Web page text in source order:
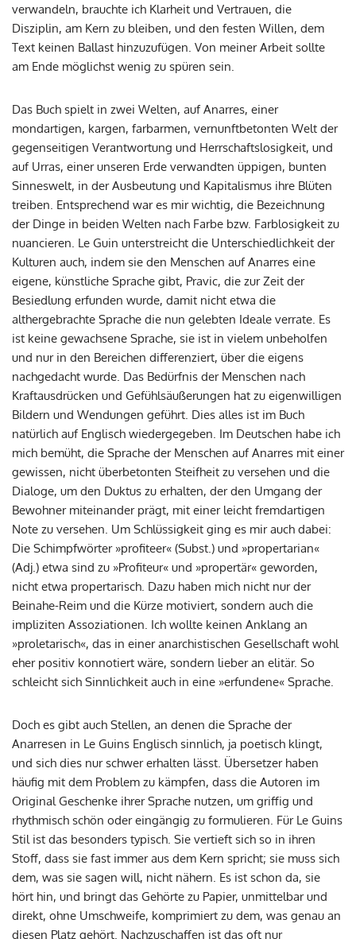
verwandeln, brauchte ich Klarheit und Vertrauen, die
Disziplin, am Kern zu bleiben, und den festen Willen, dem
Text keinen Ballast hinzuzufügen. Von meiner Arbeit sollte
am Ende möglichst wenig zu spüren sein.
Das Buch spielt in zwei Welten, auf Anarres, einer
mondartigen, kargen, farbarmen, vernunftbetonten Welt der
gegenseitigen Verantwortung und Herrschaftslosigkeit, und
auf Urras, einer unseren Erde verwandten üppigen, bunten
Sinneswelt, in der Ausbeutung und Kapitalismus ihre Blüten
treiben. Entsprechend war es mir wichtig, die Bezeichnung
der Dinge in beiden Welten nach Farbe bzw. Farblosigkeit zu
nuancieren. Le Guin unterstreicht die Unterschiedlichkeit der
Kulturen auch, indem sie den Menschen auf Anarres eine
eigene, künstliche Sprache gibt, Pravic, die zur Zeit der
Besiedlung erfunden wurde, damit nicht etwa die
althergebrachte Sprache die nun gelebten Ideale verrate. Es
ist keine gewachsene Sprache, sie ist in vielem unbeholfen
und nur in den Bereichen differenziert, über die eigens
nachgedacht wurde. Das Bedürfnis der Menschen nach
Kraftausdrücken und Gefühlsäußerungen hat zu eigenwilligen
Bildern und Wendungen geführt. Dies alles ist im Buch
natürlich auf Englisch wiedergegeben. Im Deutschen habe ich
mich bemüht, die Sprache der Menschen auf Anarres mit einer
gewissen, nicht überbetonten Steifheit zu versehen und die
Dialoge, um den Duktus zu erhalten, der den Umgang der
Bewohner miteinander prägt, mit einer leicht fremdartigen
Note zu versehen. Um Schlüssigkeit ging es mir auch dabei:
Die Schimpfwörter »profiteer« (Subst.) und »propertarian«
(Adj.) etwa sind zu »Profiteur« und »propertär« geworden,
nicht etwa propertarisch. Dazu haben mich nicht nur der
Beinahe-Reim und die Kürze motiviert, sondern auch die
impliziten Assoziationen. Ich wollte keinen Anklang an
»proletarisch«, das in einer anarchistischen Gesellschaft wohl
eher positiv konnotiert wäre, sondern lieber an elitär. So
schleicht sich Sinnlichkeit auch in eine »erfundene« Sprache.
Doch es gibt auch Stellen, an denen die Sprache der
Anarresen in Le Guins Englisch sinnlich, ja poetisch klingt,
und sich dies nur schwer erhalten lässt. Übersetzer haben
häufig mit dem Problem zu kämpfen, dass die Autoren im
Original Geschenke ihrer Sprache nutzen, um griffig und
rhythmisch schön oder eingängig zu formulieren. Für Le Guins
Stil ist das besonders typisch. Sie vertieft sich so in ihren
Stoff, dass sie fast immer aus dem Kern spricht; sie muss sich
dem, was sie sagen will, nicht nähern. Es ist schon da, sie
hört hin, und bringt das Gehörte zu Papier, unmittelbar und
direkt, ohne Umschweife, komprimiert zu dem, was genau an
diesen Platz gehört. Nachzuschaffen ist das oft nur